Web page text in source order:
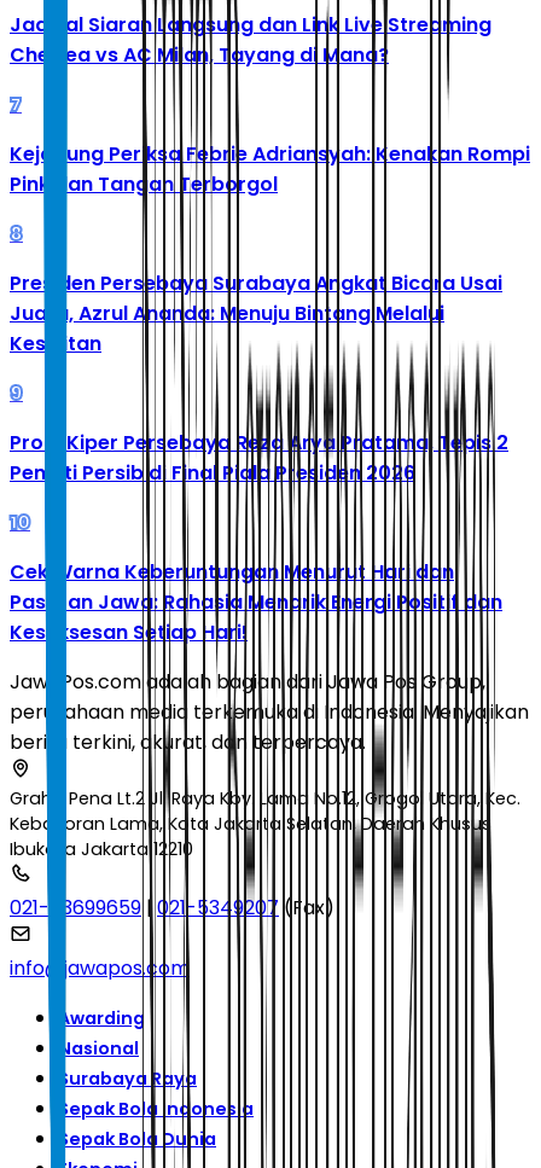
Jadwal Siaran Langsung dan Link Live Streaming
Chelsea vs AC Milan, Tayang di Mana?
7
Kejagung Periksa Febrie Adriansyah: Kenakan Rompi
Pink dan Tangan Terborgol
8
Presiden Persebaya Surabaya Angkat Bicara Usai
Juara, Azrul Ananda: Menuju Bintang Melalui
Kesulitan
9
Profil Kiper Persebaya Reza Arya Pratama, Tepis 2
Penalti Persib di Final Piala Presiden 2026
10
Cek Warna Keberuntungan Menurut Hari dan
Pasaran Jawa: Rahasia Menarik Energi Positif dan
Kesuksesan Setiap Hari!
JawaPos.com adalah bagian dari Jawa Pos Group,
perusahaan media terkemuka di Indonesia. Menyajikan
berita terkini, akurat, dan terpercaya.
Graha Pena Lt.2 Jl. Raya Kby. Lama No.12, Grogol Utara, Kec.
Kebayoran Lama, Kota Jakarta Selatan, Daerah Khusus
Ibukota Jakarta 12210
021-53699659 |021-5349207 (Fax)
info@jawapos.com
Awarding
Nasional
Surabaya Raya
Sepak Bola Indonesia
Sepak Bola Dunia